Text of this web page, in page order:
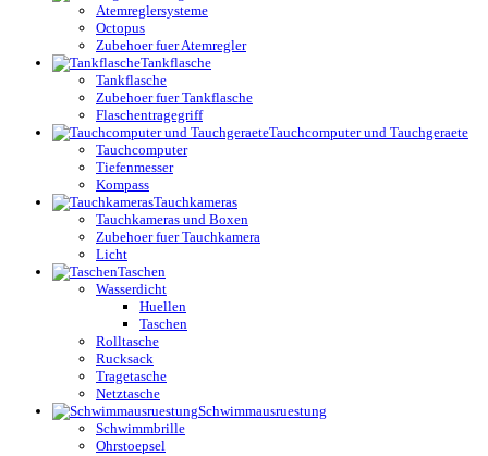
Atemreglersysteme
Octopus
Zubehoer fuer Atemregler
Tankflasche
Tankflasche
Zubehoer fuer Tankflasche
Flaschentragegriff
Tauchcomputer und Tauchgeraete
Tauchcomputer
Tiefenmesser
Kompass
Tauchkameras
Tauchkameras und Boxen
Zubehoer fuer Tauchkamera
Licht
Taschen
Wasserdicht
Huellen
Taschen
Rolltasche
Rucksack
Tragetasche
Netztasche
Schwimmausruestung
Schwimmbrille
Ohrstoepsel